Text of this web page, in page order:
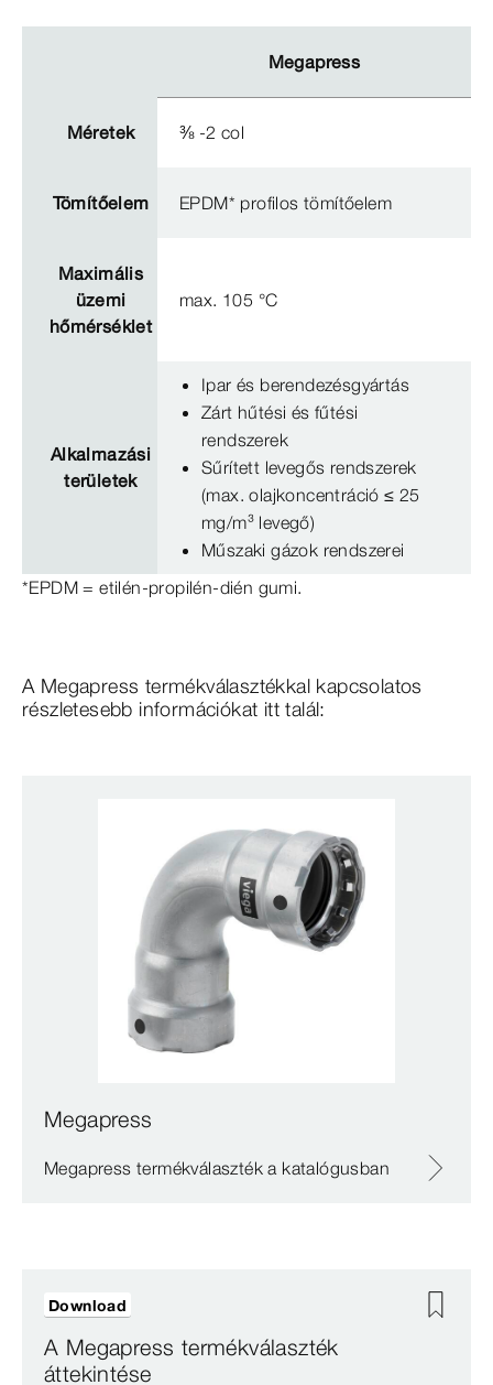
Megapress
Méretek ⅜ -2 col
Tömítőelem EPDM* profilos tömítőelem
Maximális
üzemi
hőmérséklet
max. 105 °C
Alkalmazási
területek
Ipar és berendezésgyártás
Zárt hűtési és fűtési
rendszerek
Sűrített levegős rendszerek
(max. olajkoncentráció ≤ 25
mg/m³ levegő)
Műszaki gázok rendszerei
*EPDM = etilén-propilén-dién gumi.
A Megapress termékválasztékkal kapcsolatos
részletesebb információkat itt talál:
Megapress
Megapress termékválaszték a katalógusban
A Megapress termékválaszték
áttekintése
Download